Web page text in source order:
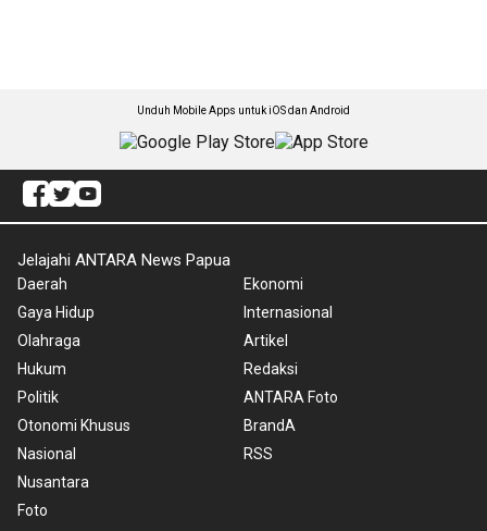
Unduh Mobile Apps untuk iOS dan Android
Jelajahi ANTARA News Papua
Daerah
Gaya Hidup
Olahraga
Hukum
Politik
Otonomi Khusus
Nasional
Nusantara
Foto
Ekonomi
Internasional
Artikel
Redaksi
ANTARA Foto
BrandA
RSS